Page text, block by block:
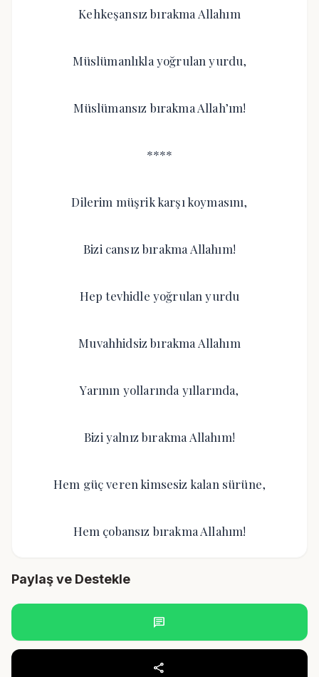
Kehkeşansız bırakma Allahım
Müslümanlıkla yoğrulan yurdu,
Müslümansız bırakma Allah’ım!
****
Dilerim müşrik karşı koymasını,
Bizi cansız bırakma Allahım!
Hep tevhidle yoğrulan yurdu
Muvahhidsiz bırakma Allahım
Yarının yollarında yıllarında,
Bizi yalnız bırakma Allahım!
Hem güç veren kimsesiz kalan sürüne,
Hem çobansız bırakma Allahım!
Paylaş ve Destekle
chat
share